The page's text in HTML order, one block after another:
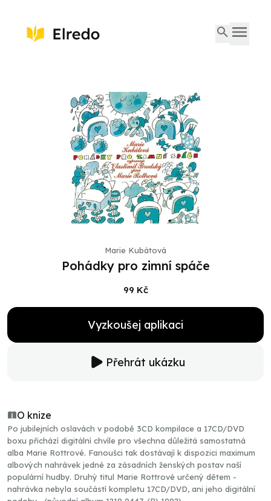
Marie Kubátová
Pohádky pro zimní spáče
99 Kč
Vyzkoušej aplikaci
Přehrát ukázku
O knize
Po jubilejních oslavách v podobě 3CD kompilace a 17CD/DVD
boxu přichází digitální chvíle pro všechna důležitá samostatná
alba Marie Rottrové. Fanoušci tak dostávají k dispozici maximum
albových nahrávek jedné za zásadních ženských postav naší
populární hudby. Druhý titul Marie Rottrové určený dětem -
nahrávka nebyla součástí kompletu 17CD/DVD, ani jeho digitální